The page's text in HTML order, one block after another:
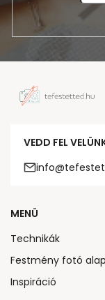
VEDD FEL
MENÜ
Technikák
Festmény fotó
Inspiráció